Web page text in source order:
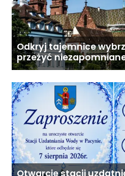
Odkryj tajemnice
przeżyć
pesto i słońca
Otwarcie stacji